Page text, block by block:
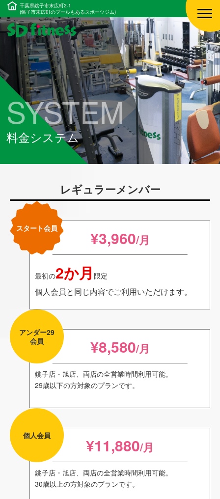
千葉県銚子市末広町2-1
(銚子市末広町のプールもあるスポーツジム)
料金システム
SYSTEM
レギュラーメンバー
スタート会員 ¥3,960/月
最初の2か月 限定
個人会員と同じ内容でご利用いただけます。
アンダー29
会員
¥8,580/月
銚子店・旭店、両店の全営業時間利用可能。
29歳以下の方対象のプランです。
個人会員 ¥11,880/月
銚子店・旭店、両店の全営業時間利用可能。
30歳以上の方対象のプランです。